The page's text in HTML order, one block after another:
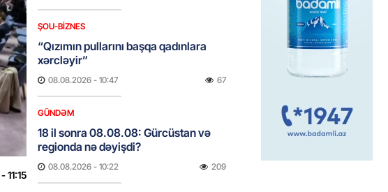
- 11:15
ŞOU-BIZNES
“Qızımın pullarını başqa qadınlara
xərcləyir”
08.08.2026 - 10:47 67
GÜNDƏM
18 il sonra 08.08.08: Gürcüstan və
regionda nə dəyişdi?
08.08.2026 - 10:22 209